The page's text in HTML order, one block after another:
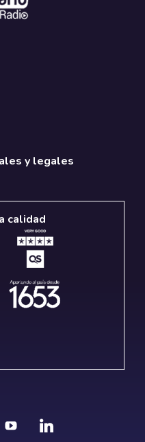
y legales
calidad